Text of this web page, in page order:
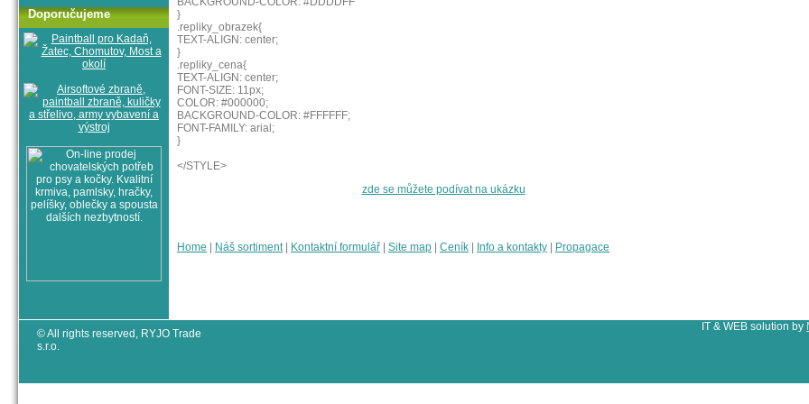
}
.repliky_obrazek{
TEXT-ALIGN: center;
}
.repliky_cena{
TEXT-ALIGN: center;
FONT-SIZE: 11px;
COLOR: #000000;
BACKGROUND-COLOR: #FFFFFF;
FONT-FAMILY: arial;
}
</STYLE>
zde se můžete podívat na ukázku
Home Náš sortiment| Kontaktní formulář Site map Ceník Info a kontakty Propagace
Doporučujeme
© All rights reserved, RYJO Trade
s.r.o.
IT & WEB solution by